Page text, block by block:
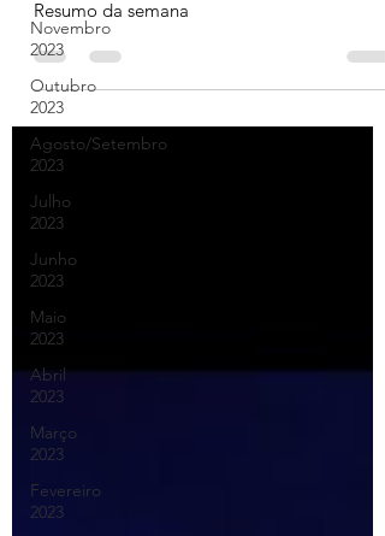
Novembro
2023
Outubro
2023
Agosto/Setembro
2023
Julho
2023
Junho
2023
Maio
2023
Abril
2023
Março
2023
Fevereiro
2023
Extensão necessária?
Resumo da semana